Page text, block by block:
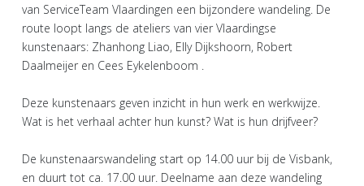
van ServiceTeam Vlaardingen een bijzondere wandeling. De
route loopt langs de ateliers van vier Vlaardingse
kunstenaars: Zhanhong Liao, Elly Dijkshoorn, Robert
Daalmeijer en Cees Eykelenboom .
Deze kunstenaars geven inzicht in hun werk en werkwijze.
Wat is het verhaal achter hun kunst? Wat is hun drijfveer?
De kunstenaarswandeling start op 14.00 uur bij de Visbank,
en duurt tot ca. 17.00 uur. Deelname aan deze wandeling